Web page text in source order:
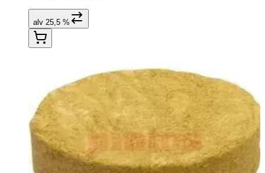
alv 25,5 %